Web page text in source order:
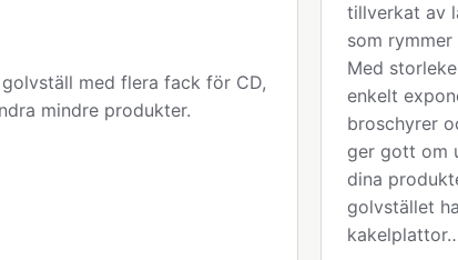
med flera fack för CD,
mindre produkter.
tillverkat av
som
Med
enkelt
broschyrer
ger gott om
dina
golvstället